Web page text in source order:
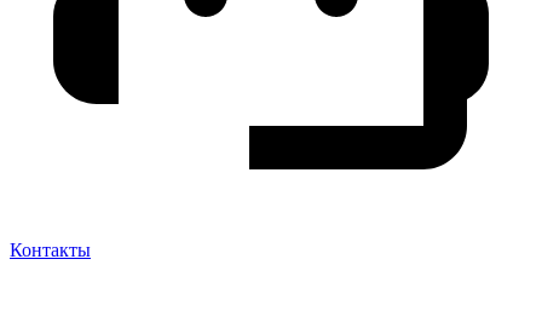
Контакты